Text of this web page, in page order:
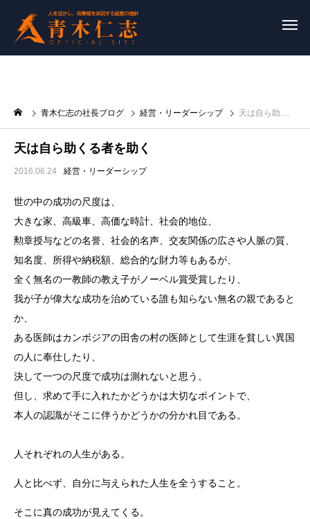
青木仁志の社長ブログ 経営・リーダーシップ 天は自ら助くる者を助く
天は自ら助くる者を助く
2016.06.24 経営・リーダーシップ
世の中の成功の尺度は、
大きな家、高級車、高価な時計、社会的地位、
勲章授与などの名誉、社会的名声、交友関係の広さや人脈の質、
知名 度、所得や納税額、総合的な財力等もあるが、
全く無名の一教師の教え子がノーベル賞受賞したり、
我が子が偉大な成功を治めている誰も知らない無名の親であると
か、
ある医師はカンボジアの田舎の村の医師として生涯を貧しい異国
の人に奉仕したり、
決して一つの尺度で成功は測れないと思う。
但し、求めて手に入れたかどうかは大切なポイントで、
本 人の認識がそこに伴うかどうかの分かれ目である。
人それぞれの人生がある。
人と比べず、自分に与えられた人生を全うすること。
そこに真の成功が見えてくる。